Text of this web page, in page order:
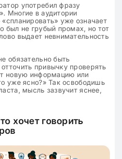
употребил фразу
Многие в аудитории
уже означает
был не грубый промах, но тот
выдает невнимательность
обязательно быть
привычку проверять
новую информацию или
уже ясно?» Так освободишь
мысль зазвучит яснее,
хочет говорить